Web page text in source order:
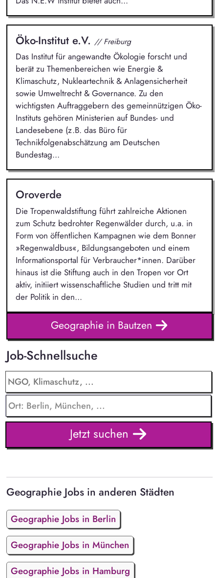
Öko-Institut e.V. // Freiburg
Das Institut für angewandte Ökologie forscht und
berät zu Themenbereichen wie Energie &
Klimaschutz, Nukleartechnik & Anlagensicherheit
sowie Umweltrecht & Governance. Zu den
wichtigsten Auftraggebern des gemeinnützigen Öko-
Instituts gehören Ministerien auf Bundes- und
Landesebene (z.B. das Büro für
Technikfolgenabschätzung am Deutschen
Bundestag...
Oroverde
Die Tropenwaldstiftung führt zahlreiche Aktionen
zum Schutz bedrohter Regenwälder durch, u.a. in
Form von öffentlichen Kampagnen wie dem Bonner
»Regenwaldbus«, Bildungsangeboten und einem
Informationsportal für Verbraucher*innen. Darüber
hinaus ist die Stiftung auch in den Tropen vor Ort
aktiv, initiiert wissenschaftliche Studien und tritt mit
der Politik in den...
Geographie in Bautzen
Job-Schnellsuche
Jetzt suchen
Geographie Jobs in anderen Städten
Geographie Jobs in Berlin
Geographie Jobs in München
Geographie Jobs in Hamburg